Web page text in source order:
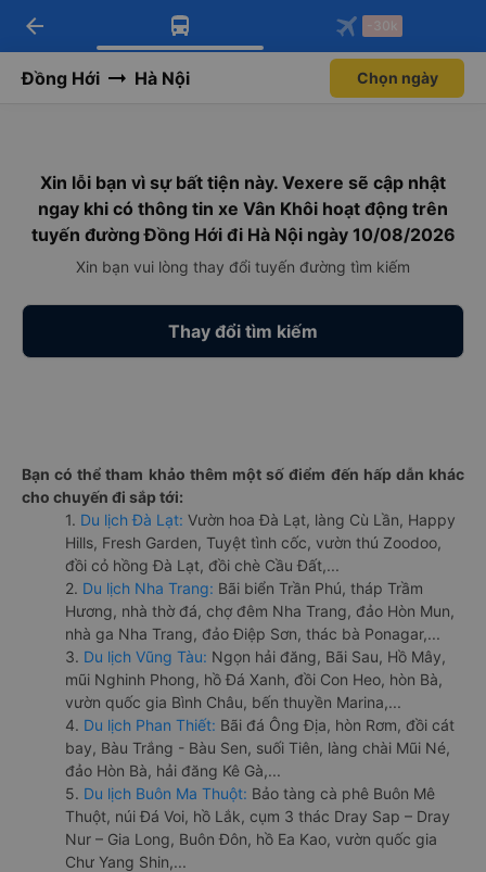
Tải app Vexere ngay!
Nhận ưu đãi thành viên độc
Mở app
Tải app Vexere
-30k/ghế khi đặt vé máy bay qua
Mở app
arrow_back -30k
Đồng Hới Hà Nội Chọn ngày
Xin lỗi bạn vì sự bất tiện này. Vexere sẽ cập nhật
ngay khi có thông tin xe Vân Khôi hoạt động trên
tuyến đường Đồng Hới đi Hà Nội ngày 10/08/2026
Xin bạn vui lòng thay đổi tuyến đường tìm kiếm
Thay đổi tìm kiếm
Bạn có thể tham khảo thêm một số điểm đến hấp dẫn khác
cho chuyến đi sắp tới:
1. Du lịch Đà Lạt: Vườn hoa Đà Lạt, làng Cù Lần, Happy
Hills, Fresh Garden, Tuyệt tình cốc, vườn thú Zoodoo,
đồi cỏ hồng Đà Lạt, đồi chè Cầu Đất,...
2. Du lịch Nha Trang: Bãi biển Trần Phú, tháp Trầm
Hương, nhà thờ đá, chợ đêm Nha Trang, đảo Hòn Mun,
nhà ga Nha Trang, đảo Điệp Sơn, thác bà Ponagar,...
3. Du lịch Vũng Tàu: Ngọn hải đăng, Bãi Sau, Hồ Mây,
mũi Nghinh Phong, hồ Đá Xanh, đồi Con Heo, hòn Bà,
vườn quốc gia Bình Châu, bến thuyền Marina,...
4. Du lịch Phan Thiết: Bãi đá Ông Địa, hòn Rơm, đồi cát
bay, Bàu Trắng - Bàu Sen, suối Tiên, làng chài Mũi Né,
đảo Hòn Bà, hải đăng Kê Gà,...
5. Du lịch Buôn Ma Thuột: Bảo tàng cà phê Buôn Mê
Thuột, núi Đá Voi, hồ Lắk, cụm 3 thác Dray Sap – Dray
Nur – Gia Long, Buôn Đôn, hồ Ea Kao, vườn quốc gia
Chư Yang Shin,...